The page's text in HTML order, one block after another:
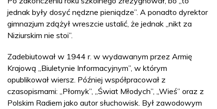
jednak były dosyć nędzne pieniądze”. A ponadto dyrektor
gimnazjum zdążył wreszcie ustalić, że jednak „nikt za
Niziurskim nie stoi”.
Zadebiutował w 1944 r. w wydawanym przez Armię
Krajową „Biuletynie Informacyjnym”, w którym
opublikował wiersz. Później współpracował z
czasopismami: „Płomyk”, „Świat Młodych”, „Wieś” oraz z
Polskim Radiem jako autor słuchowisk. Był zawodowym